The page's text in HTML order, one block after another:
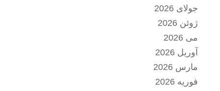
جولای 2026
ژوئن 2026
می 2026
آوریل 2026
مارس 2026
فوریه 2026